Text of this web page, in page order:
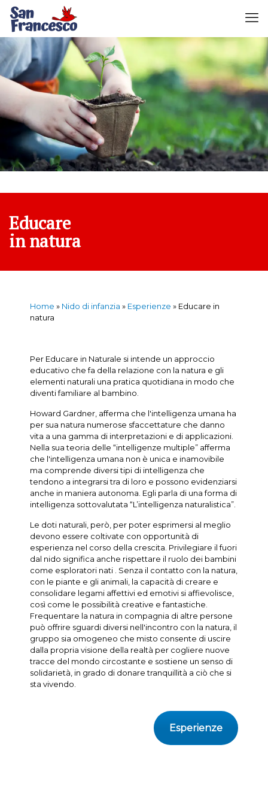
Educare
in natura
Home » Nido di infanzia » Esperienze » Educare in
natura
Per Educare in Naturale si intende un approccio
educativo che fa della relazione con la natura e gli
elementi naturali una pratica quotidiana in modo che
diventi familiare al bambino.
Howard Gardner, afferma che l'intelligenza umana ha
per sua natura numerose sfaccettature che danno
vita a una gamma di interpretazioni e di applicazioni.
Nella sua teoria delle “intelligenze multiple” afferma
che l'intelligenza umana non è unica e inamovibile
ma comprende diversi tipi di intelligenza che
tendono a integrarsi tra di loro e possono evidenziarsi
anche in maniera autonoma. Egli parla di una forma di
intelligenza sottovalutata “L’intelligenza naturalistica”.
Le doti naturali, però, per poter esprimersi al meglio
devono essere coltivate con opportunità di
esperienza nel corso della crescita. Privilegiare il fuori
dal nido significa anche rispettare il ruolo dei bambini
come esploratori nati . Senza il contatto con la natura,
con le piante e gli animali, la capacità di creare e
consolidare legami affettivi ed emotivi si affievolisce,
così come le possibilità creative e fantastiche.
Frequentare la natura in compagnia di altre persone
può offrire sguardi diversi nell'incontro con la natura, il
gruppo sia omogeneo che misto consente di uscire
dalla propria visione della realtà per cogliere nuove
tracce del mondo circostante e sostiene un senso di
solidarietà, in grado di donare tranquillità a ciò che si
sta vivendo.
Esperienze